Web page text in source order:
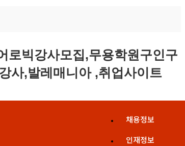
채용정보
인재정보